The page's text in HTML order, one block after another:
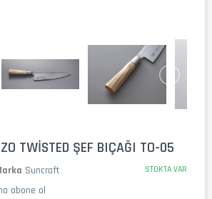
TWISTED ŞEF BIÇAĞI TO-05
Suncraft STOKTA VAR
abone ol